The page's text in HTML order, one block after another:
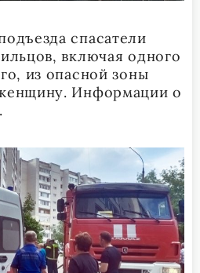
спасатели
включая одного
из опасной зоны
Информации о